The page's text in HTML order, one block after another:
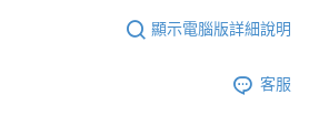
顯示電腦版詳細說明
客服